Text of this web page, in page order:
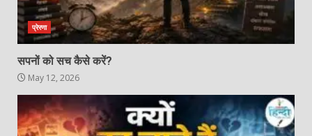
प्रेरणा
सपनों को सच कैसे करें?
May 12, 2026